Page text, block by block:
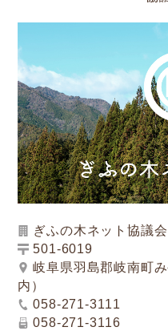
ぎふの木ネット協議会
501-6019
岐阜県羽島郡岐南町
内）
058-271-3111
058-271-3116